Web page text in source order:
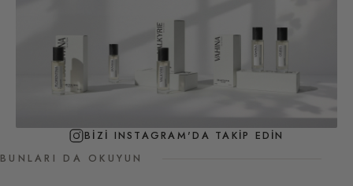
BIZI INSTAGRAM'DA TAKIP EDIN
BUNLARI DA OKUYUN